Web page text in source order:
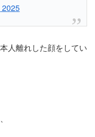
2025
人離れした顔をしてい